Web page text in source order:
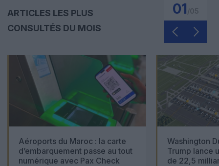
ARTICLES LES PLUS
CONSULTÉS DU MOIS
01
Aéroports du Maroc : la carte
d’embarquement passe au tout
numérique avec Pax Check
Washington
Trump lance
de 22,5